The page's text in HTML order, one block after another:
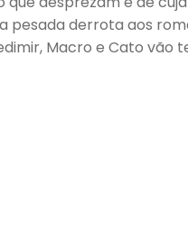
pesada derrota aos
Macro e Cato vão